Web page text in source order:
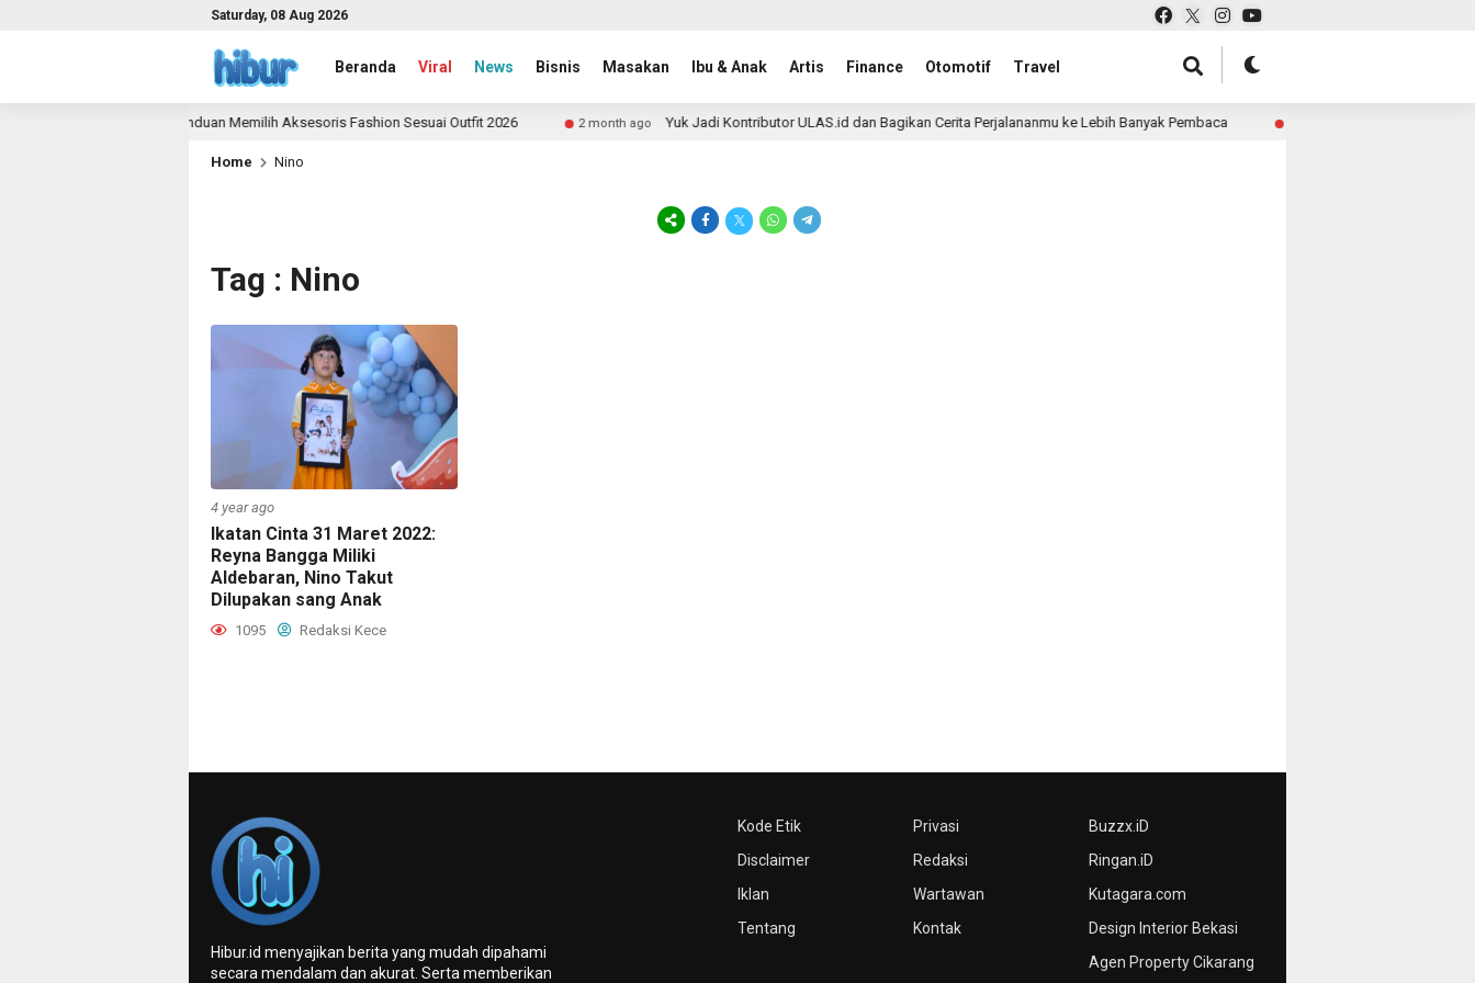
Saturday, 08 Aug 2026
Beranda Viral News Bisnis Masakan Ibu & Anak Artis Finance Otomotif Travel
Panduan Memilih Aksesoris Fashion Sesuai Outfit 2026 2 month ago Yuk Jadi Kontributor ULAS.id dan Bagikan Cerita Perjalananmu ke Lebih Banyak Pembaca 3 month ago
Home Nino
Tag : Nino
4 year ago
Ikatan Cinta 31 Maret 2022:
Reyna Bangga Miliki
Aldebaran, Nino Takut
Dilupakan sang Anak
1095 Redaksi Kece
Kode Etik
Disclaimer
Iklan
Tentang
Privasi
Redaksi
Wartawan
Kontak
Buzzx.iD
Ringan.iD
Kutagara.com
Design Interior Bekasi
Agen Property Cikarang
Hibur.id menyajikan berita yang mudah dipahami
secara mendalam dan akurat. Serta memberikan